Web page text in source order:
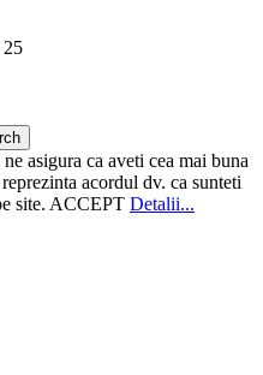
asigura ca aveti cea mai buna
acordul dv. ca sunteti
site. ACCEPT Detalii...